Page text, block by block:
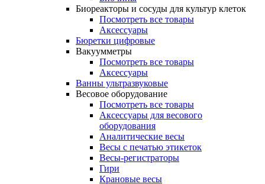
Биореакторы и сосуды для культур клеток
Посмотреть все товары
Аксессуары
Бюретки цифровые
Вакуумметры
Посмотреть все товары
Аксессуары
Ванны ультразвуковые
Весовое оборудование
Посмотреть все товары
Аксессуары для весового
оборудования
Аналитические весы
Весы с печатью этикеток
Весы-регистраторы
Гири
Крановые весы